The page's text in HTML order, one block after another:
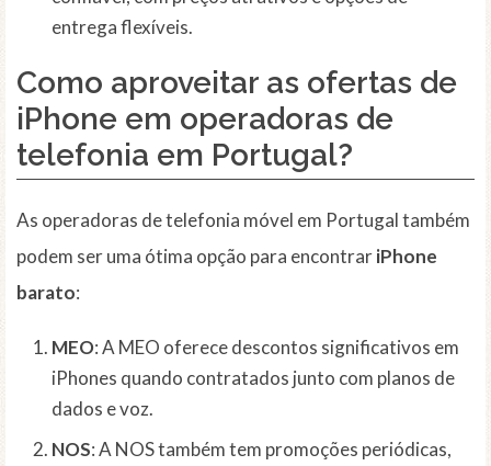
entrega flexíveis.
Como aproveitar as ofertas de
iPhone em operadoras de
telefonia em Portugal?
As operadoras de telefonia móvel em Portugal também
podem ser uma ótima opção para encontrariPhone
barato:
MEO: A MEO oferece descontos significativos em
iPhones quando contratados junto com planos de
dados e voz.
NOS: A NOS também tem promoções periódicas,